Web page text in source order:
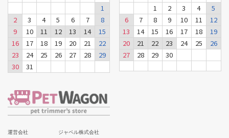
1
2
3 4 5 6 7
8
9
10 11 12 13 14
15
16
17 18 19 20 21
22
23
24 25 26 27 28
29
30
31
1
2 3 4
5
6
7 8 9 10 11
12
13
14 15 16 17 18
19
20
21 22 23 24 25
26
27
28 29 30
運営会社 ジャペル株式会社